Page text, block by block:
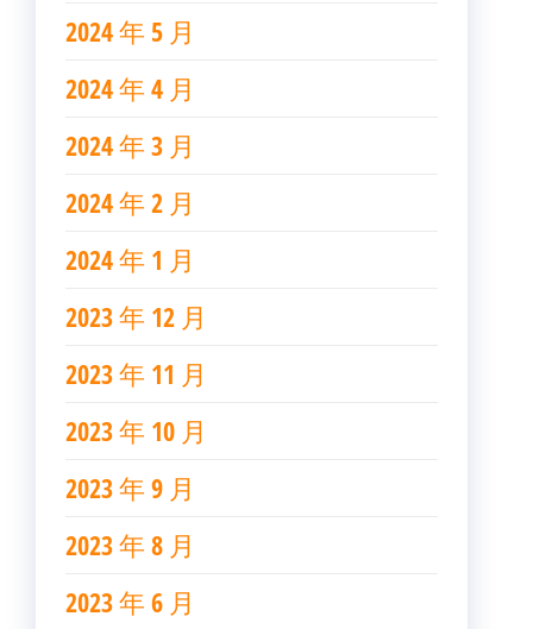
2024 年 5 月
2024 年 4 月
2024 年 3 月
2024 年 2 月
2024 年 1 月
2023 年 12 月
2023 年 11 月
2023 年 10 月
2023 年 9 月
2023 年 8 月
2023 年 6 月